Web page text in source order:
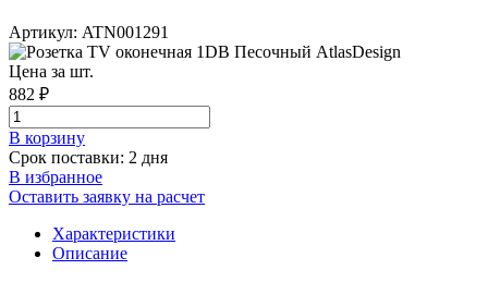
Артикул: ATN001291
Цена за шт.
882 ₽
В корзинy
Срок поставки: 2 дня
В избранное
Оставить заявку на расчет
Характеристики
Описание